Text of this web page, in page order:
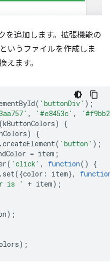
を追加します。拡張機能の
というファイルを作成しま
えます。
( 'buttonDiv' );
, '#e8453c' ,
(kButtonColors)
{
)
{
.createElement( 'button' );
= item ;
( 'click' , function()
{
. set({color : item},
is ' + item);
);
);